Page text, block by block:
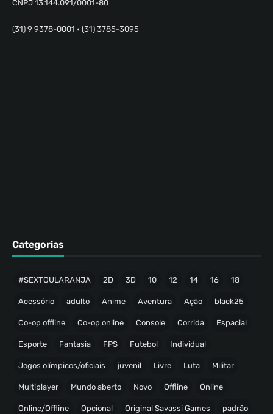
CNPJ 13.144.091/0001-80
(31) 9 9378-0001 • (31) 3785-3095
Categorias
#SEXTOULARANJA 2D 3D 10 12 14 16 18
Acessório adulto Anime Aventura Ação black25
Co-op offline Co-op online Console Corrida Espacial
Esporte Fantasia FPS Futebol Individual
Jogos olímpicos/oficiais juvenil Livre Luta Militar
Multiplayer Mundo aberto Novo Offline Online
Online/Offline Opcional Original Savassi Games padrão